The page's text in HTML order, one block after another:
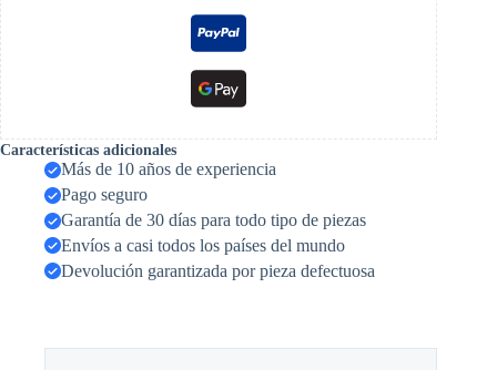
Características adicionales
Más de 10 años de experiencia
Pago seguro
Garantía de 30 días para todo tipo de piezas
Envíos a casi todos los países del mundo
Devolución garantizada por pieza defectuosa